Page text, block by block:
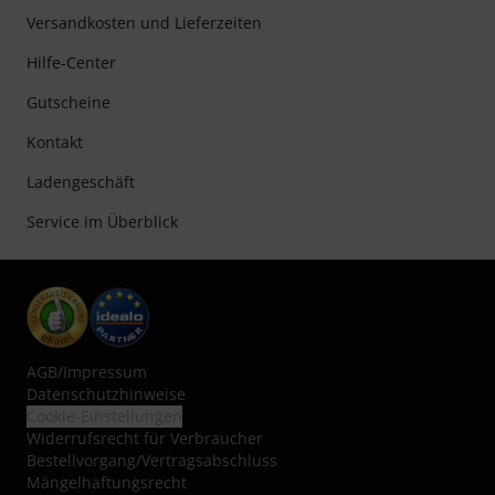
Versandkosten und Lieferzeiten
Hilfe-Center
Gutscheine
Kontakt
Ladengeschäft
Service im Überblick
AGB/Impressum
Datenschutzhinweise
Widerrufsrecht für Verbraucher
Bestellvorgang/Vertragsabschluss
Mängelhaftungsrecht